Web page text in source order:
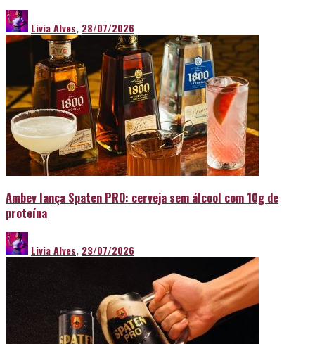
Livia Alves, 28/07/2026
Ambev lança Spaten PRO: cerveja sem álcool com 10g de
proteína
Livia Alves, 23/07/2026